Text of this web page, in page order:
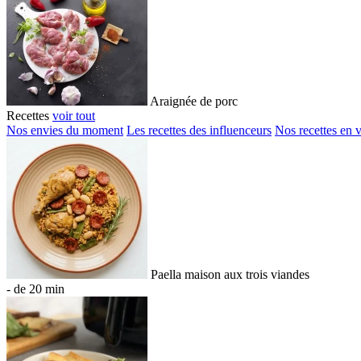
Araignée de porc
Recettes voir tout
Nos envies du moment Les recettes des influenceurs Nos recettes en
Paella maison aux trois viandes
- de 20 min